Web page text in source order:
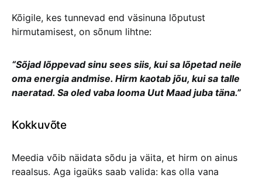
Kõigile, kes tunnevad end väsinuna lõputust
hirmutamisest, on sõnum lihtne:
“Sõjad lõppevad sinu sees siis, kui sa lõpetad neile
oma energia andmise. Hirm kaotab jõu, kui sa talle
naeratad. Sa oled vaba looma Uut Maad juba täna.”
Kokkuvõte
Meedia võib näidata sõdu ja väita, et hirm on ainus
reaalsus. Aga igaüks saab valida: kas olla vana